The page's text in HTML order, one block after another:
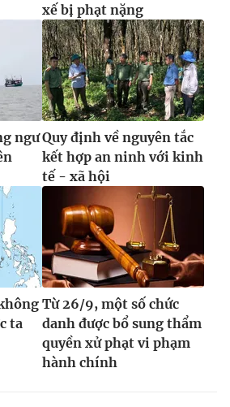
xế bị phạt nặng
ngưQuy định về nguyên tắc
kết hợp an ninh với kinh
tế - xã hội
ta
Từ 26/9, một số chức
danh được bổ sung thẩm
quyền xử phạt vi phạm
hành chính